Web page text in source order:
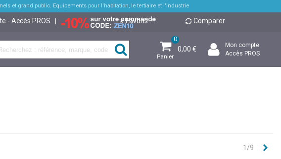
et grand public. Equipements pour l'habitation, le tertiaire et l'industrie
- Accès PROS Favoris Comparer
Panier
0
0,00 €
Mon compte
Accès PROS
1/9